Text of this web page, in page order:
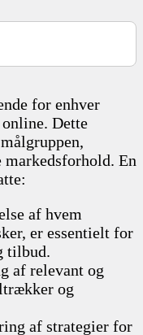
for enhver
Dette
markedsforhold. En
af hvem
er essentielt for
tilbud.
af relevant og
og
af strategier for